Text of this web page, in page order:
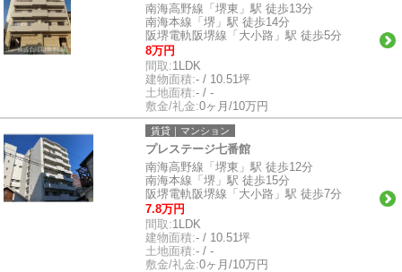
南海高野線「堺東」駅 徒歩13分
南海本線「堺」駅 徒歩14分
阪堺電軌阪堺線「大小路」駅 徒歩5分
8万円
間取:1LDK
建物面積:- / 10.51坪
土地面積:- / -
敷金/礼金:0ヶ月/10万円
賃貸｜マンション
プレステージ七番館
南海高野線「堺東」駅 徒歩12分
南海本線「堺」駅 徒歩15分
阪堺電軌阪堺線「大小路」駅 徒歩7分
7.8万円
間取:1LDK
建物面積:- / 10.51坪
土地面積:- / -
敷金/礼金:0ヶ月/10万円